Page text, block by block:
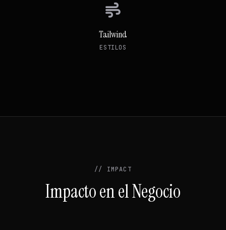
Tailwind
ESTILOS
// IMPACT
Impacto en el Negocio